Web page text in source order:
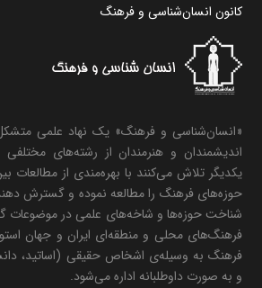
کانون انسان‌شناسی و فرهنگ
«انسان‌شناسی و فرهنگ» یک نهاد علمی متشکل
اندیشمندان و هنرمندان از رشته‌های مختلفی
یکدیگر تلاش می‌کنند با بهره‌مندی از مطالعات
حوزه‌های فرهنگ را مطالعه نموده و گسترش دهند.
شناخت حوزه‌ها و شاخه‌های علمی در موضوعات
فرهنگ‌های محلی و منطقه‌ای ایران و جهان
فرهنگ به وسیله‌ی اشخاص حقیقی (اساتید،
و به صورت داوطلبانه اداره می‌شود.